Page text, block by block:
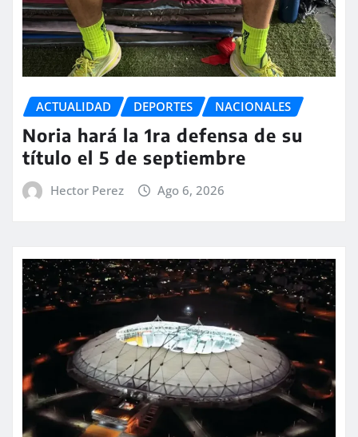
ACTUALIDAD DEPORTES NACIONALES
Noria hará la 1ra defensa de su
título el 5 de septiembre
Hector Perez Ago 6, 2026